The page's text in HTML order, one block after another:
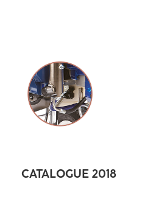
CATALOGUE 2018